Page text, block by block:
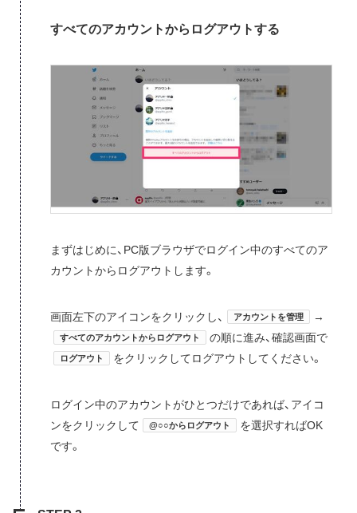
すべてのアカウントからログアウトする
まずはじめに、PC版ブラウザでログイン中のすべてのア
カウントからログアウトします。
画面左下のアイコンをクリックし、 アカウントを管理 →
すべてのアカウントからログアウト の順に進み、確認画面で
ログアウト をクリックしてログアウトしてください。
ログイン中のアカウントがひとつだけであれば、アイコ
ンをクリックして
@○○からログアウト
を選択すればOK
です。